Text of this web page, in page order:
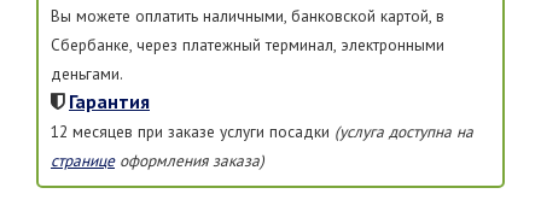
Вы можете оплатить наличными, банковской картой, в
Сбербанке, через платежный терминал, электронными
деньгами.
Гарантия
12 месяцев при заказе услуги посадки (услуга доступна на
страницеоформления заказа)